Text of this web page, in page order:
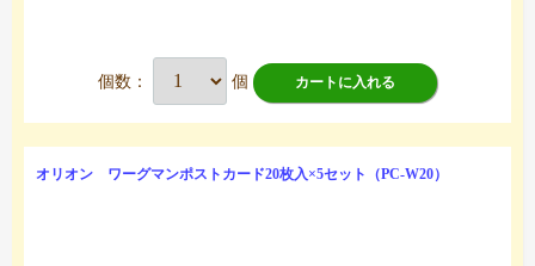
個数： 個 カートに入れる
オリオン ワーグマンポストカード20枚入×5セット（PC-W20）